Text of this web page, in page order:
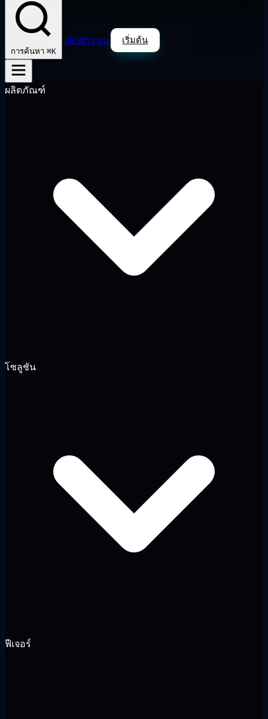
การค้นหา ⌘K
เข้าสู่ระบบ เริ่มต้น
ผลิตภัณฑ์
โซลูชัน
ฟีเจอร์